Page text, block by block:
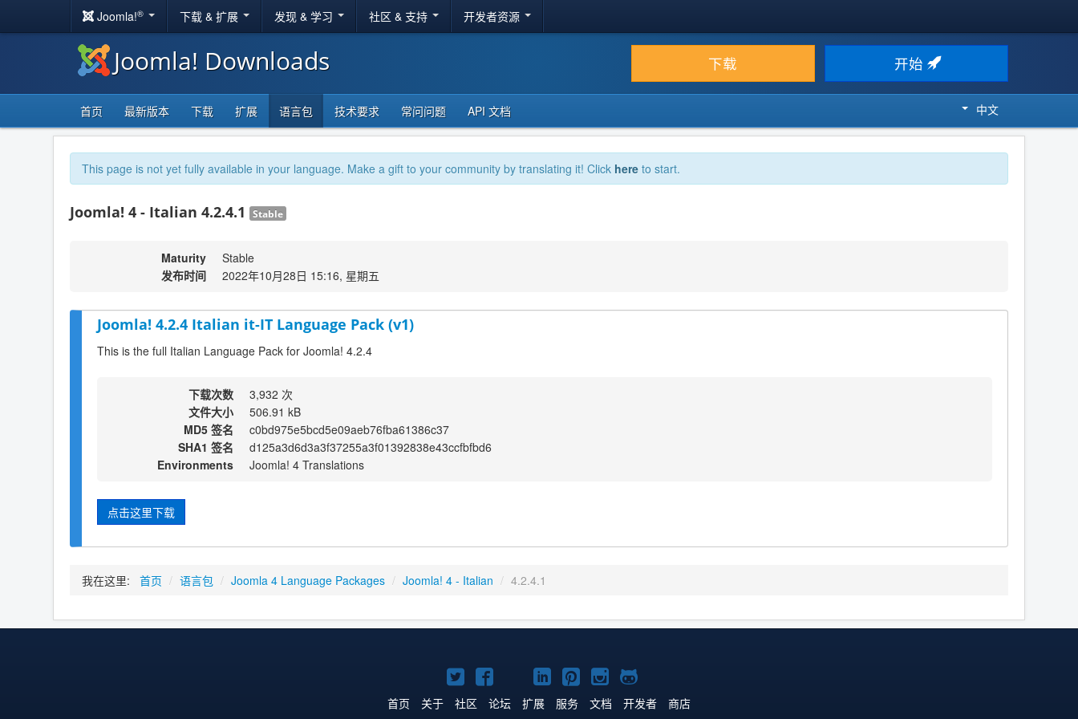
Joomla!® 下载 & 扩展 发现 & 学习 社区 & 支持 开发者资源
Joomla! Downloads 下载 开始
首页 最新版本 下载 扩展 语言包 技术要求 常问问题 API 文档 中文
This page is not yet fully available in your language. Make a gift to your community by translating it! Click here to start.
Joomla! 4 - Italian 4.2.4.1 Stable
Maturity
Stable
发布时间
2022年10月28日 15:16, 星期五
Joomla! 4.2.4 Italian it-IT Language Pack (v1)
This is the full Italian Language Pack for Joomla! 4.2.4
下载次数
3,932 次
文件大小
506.91 kB
MD5 签名
c0bd975e5bcd5e09aeb76fba61386c37
SHA1 签名
d125a3d6d3a3f37255a3f01392838e43ccfbfbd6
Environments
Joomla! 4 Translations
点击这里下载
我在这里: 首页 / 语言包 / Joomla 4 Language Packages / Joomla! 4 - Italian / 4.2.4.1
Twitter
主
Facebook
主
YouTube
主
LinkedIn
主
Pinterest
主
Instagram
主
GitHub
主
首页 关于 社区 论坛 扩展 服务 文档 开发者 商店